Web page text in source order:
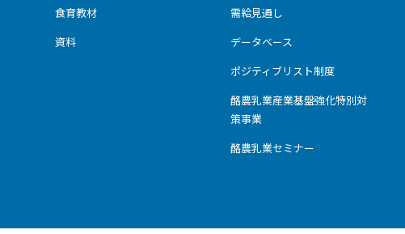
食育教材
資料
需給見通し
データベース
ポジティブリスト制度
酪農乳業産業基盤強化特別対
策事業
酪農乳業セミナー